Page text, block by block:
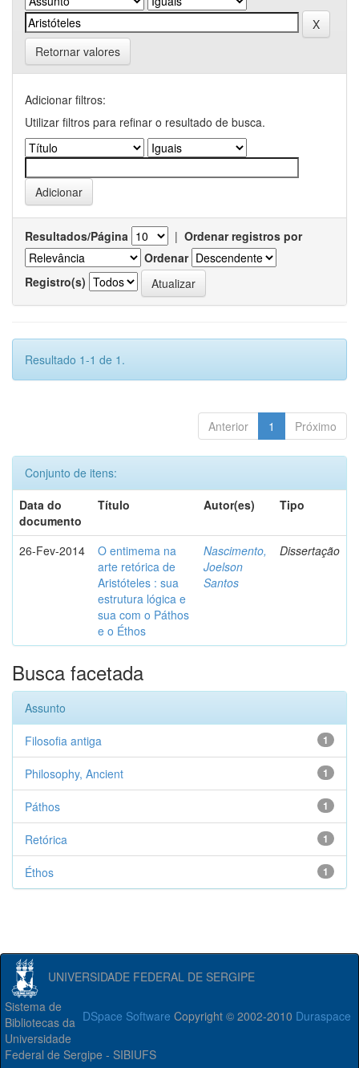
Retornar valores
Adicionar filtros:
Utilizar filtros para refinar o resultado de busca.
Resultados/Página | Ordenar registros por
Ordenar
Registro(s)
Resultado 1-1 de 1.
Anterior 1 Próximo
Conjunto de itens:
Data do
documento
Título Autor(es) Tipo
26-Fev-2014
O entimema na
arte retórica de
Aristóteles : sua
estrutura lógica e
sua com o Páthos
e o Éthos
Nascimento,
Joelson
Santos
Dissertação
Busca facetada
Assunto
1
Filosofia antiga
1
Philosophy, Ancient
1
Páthos
1
Retórica
1
Éthos
UNIVERSIDADE FEDERAL DE SERGIPE
DSpace Software Copyright © 2002-2010 Duraspace
Sistema de
Bibliotecas da
Universidade
Federal de Sergipe - SIBIUFS